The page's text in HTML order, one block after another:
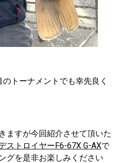
トーナメントでも幸先良く
ますが今回紹介させて頂いた
ストロイヤーF6-67X G-AXで
グを是非お楽しみください